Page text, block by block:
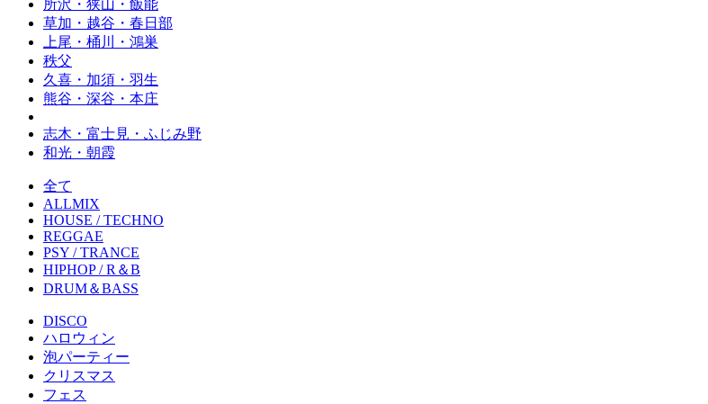
所沢・狭山・飯能
草加・越谷・春日部
上尾・桶川・鴻巣
秩父
久喜・加須・羽生
熊谷・深谷・本庄
志木・富士見・ふじみ野
和光・朝霞
全て
ALLMIX
HOUSE / TECHNO
REGGAE
PSY / TRANCE
HIPHOP / R＆B
DRUM＆BASS
DISCO
ハロウィン
泡パーティー
クリスマス
フェス